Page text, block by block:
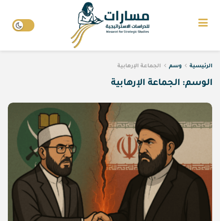
الرئيسية وسم الجماعة الإرهابية
الوسم: الجماعة الإرهابية